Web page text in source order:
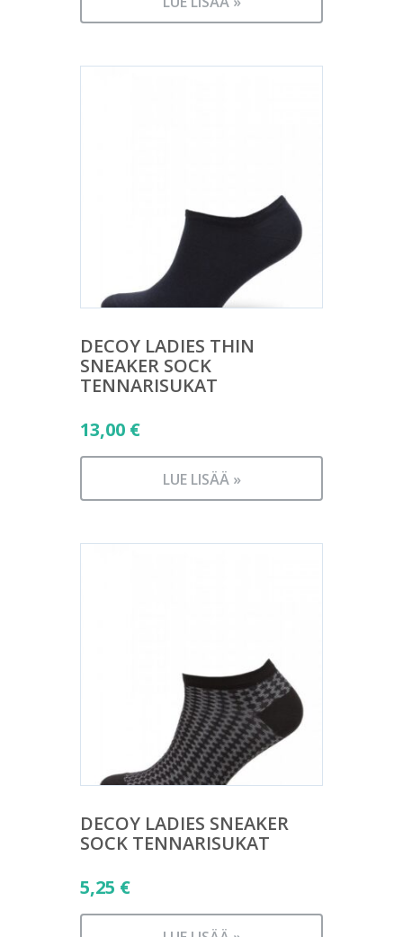
DECOY LADIES THIN
SNEAKER SOCK
TENNARISUKAT
13,00 €
LUE LISÄÄ »
DECOY LADIES SNEAKER
SOCK TENNARISUKAT
5,25 €